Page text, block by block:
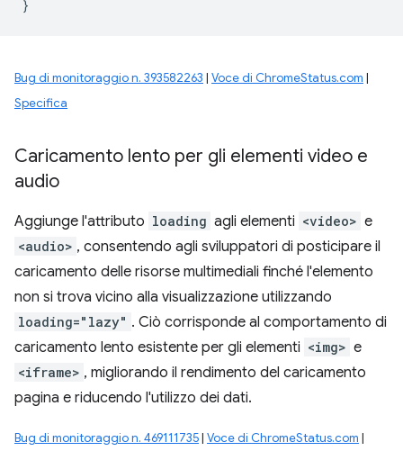
}
Bug di monitoraggio n. 393582263 | Voce di ChromeStatus.com |
Specifica
Caricamento lento per gli elementi video e
audio
Aggiunge l'attributo loading agli elementi <video> e
<audio> , consentendo agli sviluppatori di posticipare il
caricamento delle risorse multimediali finché l'elemento
non si trova vicino alla visualizzazione utilizzando
loading="lazy" . Ciò corrisponde al comportamento di
caricamento lento esistente per gli elementi <img> e
<iframe> , migliorando il rendimento del caricamento
pagina e riducendo l'utilizzo dei dati.
Bug di monitoraggio n. 469111735| Voce di ChromeStatus.com |